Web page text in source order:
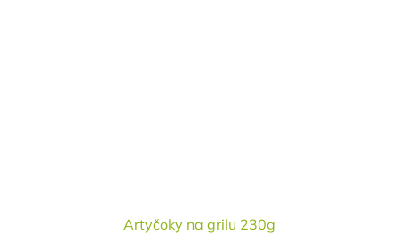
Artyčoky na grilu 230g